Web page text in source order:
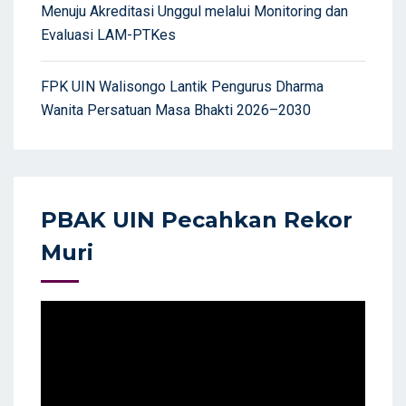
Menuju Akreditasi Unggul melalui Monitoring dan
Evaluasi LAM-PTKes
FPK UIN Walisongo Lantik Pengurus Dharma
Wanita Persatuan Masa Bhakti 2026–2030
PBAK UIN Pecahkan Rekor
Muri